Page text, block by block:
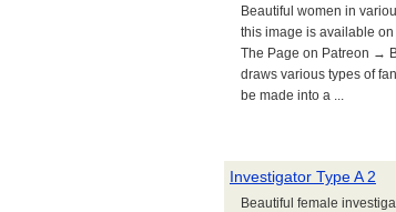
Beautiful women in
this image is available on
The Page on Patreon →
draws various types of
be made into a ...
Investigator Type A 2
Beautiful female